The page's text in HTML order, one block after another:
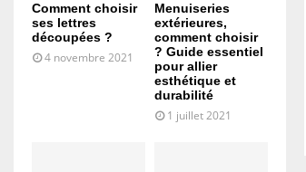
Comment choisir
ses lettres
découpées ?
4 novembre 2021
Menuiseries
extérieures,
comment choisir
? Guide essentiel
pour allier
esthétique et
durabilité
1 juillet 2021